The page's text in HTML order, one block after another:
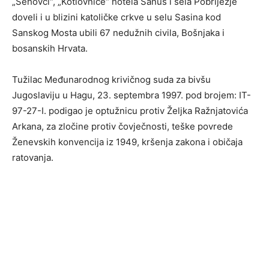
doveli i u blizini katoličke crkve u selu Sasina kod
Sanskog Mosta ubili 67 nedužnih civila, Bošnjaka i
bosanskih Hrvata.
Tužilac Međunarodnog krivičnog suda za bivšu
Jugoslaviju u Hagu, 23. septembra 1997. pod brojem: IT-
97-27-I. podigao je optužnicu protiv Željka Ražnjatovića
Arkana, za zločine protiv čovječnosti, teške povrede
Ženevskih konvencija iz 1949, kršenja zakona i običaja
ratovanja.